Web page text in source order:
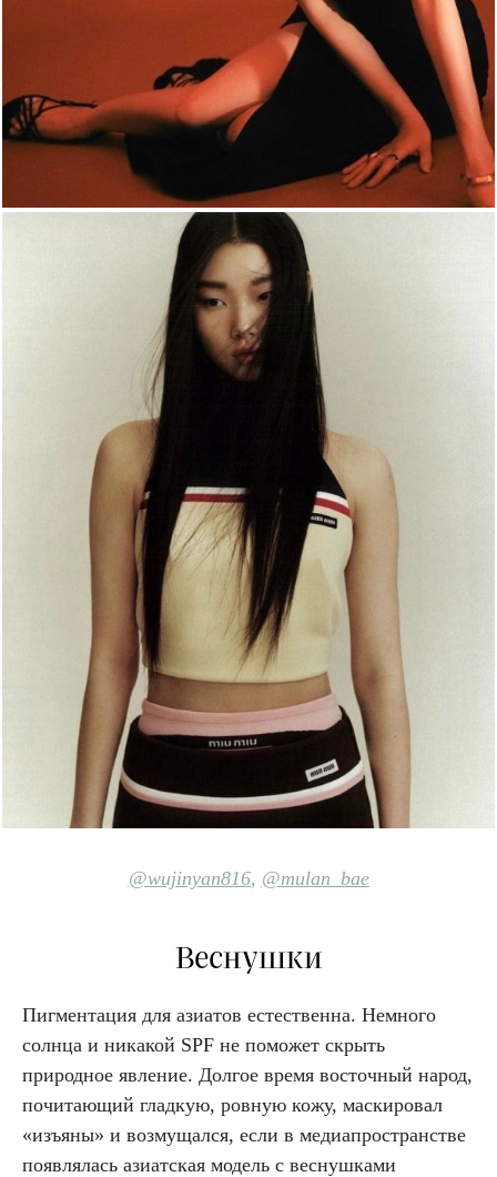
@wujinyan816, @mulan_bae
Веснушки
Пигментация для азиатов естественна. Немного
солнца и никакой SPF не поможет скрыть
природное явление. Долгое время восточный народ,
почитающий гладкую, ровную кожу, маскировал
«‎изъяны» и возмущался, если в медиапространстве
появлялась азиатская модель с веснушками